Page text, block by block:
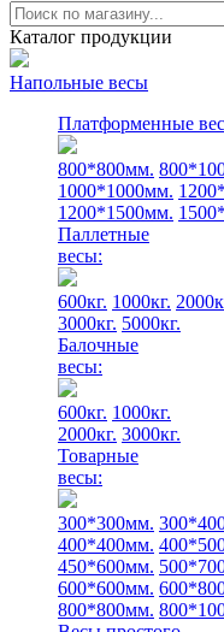
Каталог продукции
Напольные весы
Платформенные
800*800мм.
1000*1000мм.
1200*1500мм.
Паллетные
весы:
600кг. 1000кг.
3000кг. 5000кг.
Балочные
весы:
600кг. 1000кг.
2000кг. 3000кг.
Товарные
весы:
300*300мм.
400*400мм.
450*600мм.
600*600мм.
800*800мм.